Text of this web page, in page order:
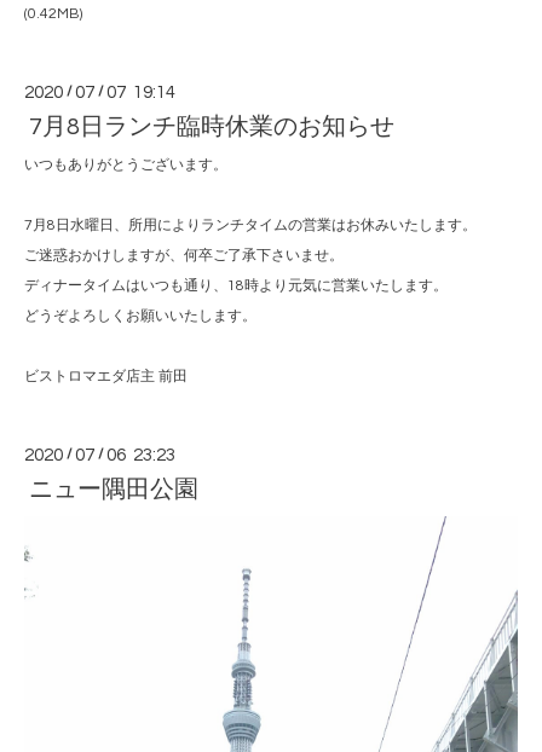
(0.42MB)
2020 /07 /07 19:14
7月8日ランチ臨時休業のお知らせ
いつもありがとうございます。
7月8日水曜日、所用によりランチタイムの営業はお休みいたします。
ご迷惑おかけしますが、何卒ご了承下さいませ。
ディナータイムはいつも通り、18時より元気に営業いたします。
どうぞよろしくお願いいたします。
ビストロマエダ店主 前田
2020 /07 /06 23:23
ニュー隅田公園